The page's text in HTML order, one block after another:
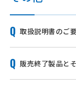
取扱説明書のご
販売終了製品と